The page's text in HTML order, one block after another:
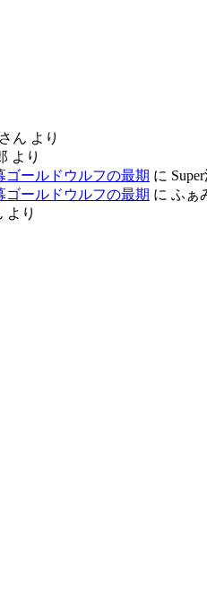
ん より
より
ールドウルフの最期 に
ールドウルフの最期 に ふぁ
より